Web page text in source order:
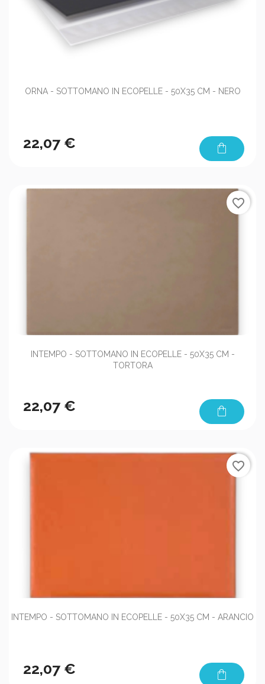
ORNA - SOTTOMANO IN ECOPELLE - 50X35 CM - NERO
22,07 € shopping_bag
INTEMPO - SOTTOMANO IN ECOPELLE - 50X35 CM -
TORTORA
22,07 € shopping_bag
favorite_border
INTEMPO - SOTTOMANO IN ECOPELLE - 50X35 CM - ARANCIO
22,07 € shopping_bag
favorite_border